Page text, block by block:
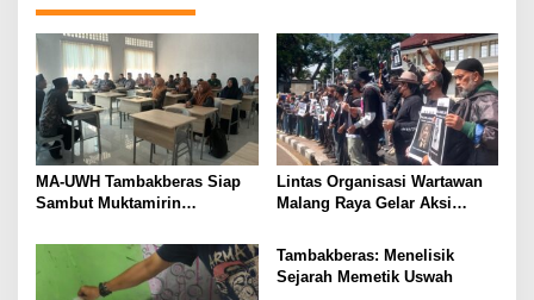
MA-UWH Tambakberas Siap
Sambut Muktamirin
Lintas Organisasi Wartawan
Malang Raya Gelar Aksi
Ireng”
Tambakberas: Menelisik
Sejarah Memetik Uswah